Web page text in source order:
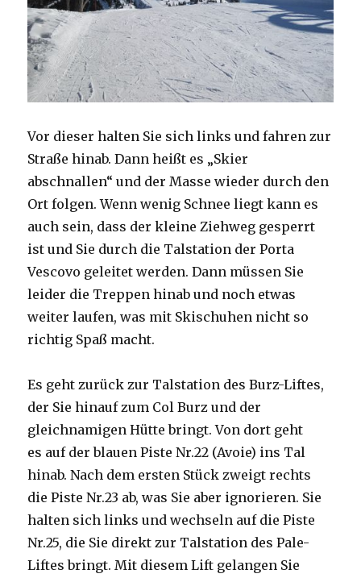
Vor dieser halten Sie sich links und fahren zur
Straße hinab. Dann heißt es „Skier
abschnallen“ und der Masse wieder durch den
Ort folgen. Wenn wenig Schnee liegt kann es
auch sein, dass der kleine Ziehweg gesperrt
ist und Sie durch die Talstation der Porta
Vescovo geleitet werden. Dann müssen Sie
leider die Treppen hinab und noch etwas
weiter laufen, was mit Skischuhen nicht so
richtig Spaß macht.
Es geht zurück zur Talstation des Burz-Liftes,
der Sie hinauf zum Col Burz und der
gleichnamigen Hütte bringt. Von dort geht
es auf der blauen Piste Nr.22 (Avoie) ins Tal
hinab. Nach dem ersten Stück zweigt rechts
die Piste Nr.23 ab, was Sie aber ignorieren. Sie
halten sich links und wechseln auf die Piste
Nr.25, die Sie direkt zur Talstation des Pale-
Liftes bringt. Mit diesem Lift gelangen Sie